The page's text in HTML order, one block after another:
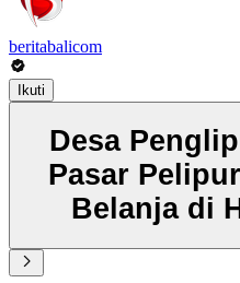
beritabalicom
Ikuti
Desa
Pasar
Belanja di